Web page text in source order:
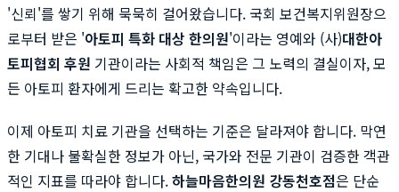
'신뢰'를 쌓기 위해 묵묵히 걸어왔습니다. 국회 보건복지위원장으
로부터 받은 '아토피 특화 대상 한의원'이라는 영예와 (사)대한아
토피협회 후원 기관이라는 사회적 책임은 그 노력의 결실이자, 모
든 아토피 환자에게 드리는 확고한 약속입니다.
이제 아토피 치료 기관을 선택하는 기준은 달라져야 합니다. 막연
한 기대나 불확실한 정보가 아닌, 국가와 전문 기관이 검증한 객관
적인 지표를 따라야 합니다.하늘마음한의원 강동천호점은 단순